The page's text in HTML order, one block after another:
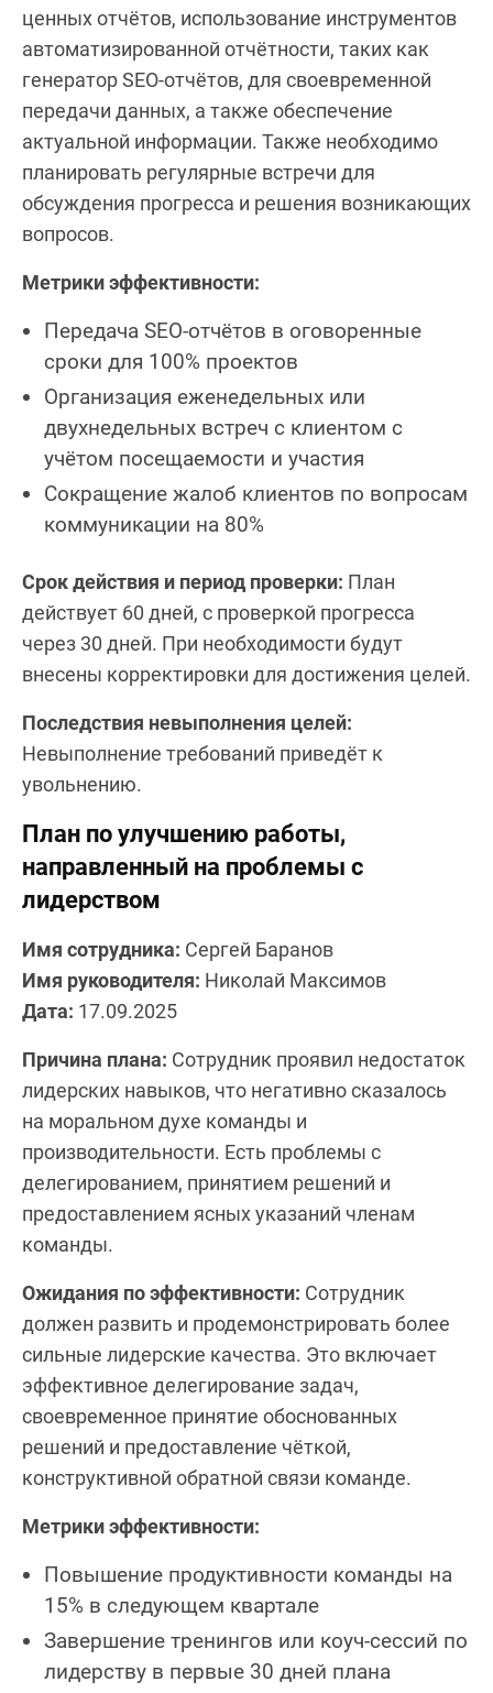
ценных отчётов, использование инструментов
автоматизированной отчётности, таких как
генератор SEO-отчётов, для своевременной
передачи данных, а также обеспечение
актуальной информации. Также необходимо
планировать регулярные встречи для
обсуждения прогресса и решения возникающих
вопросов.
Метрики эффективности:
Передача SEO-отчётов в оговоренные
сроки для 100% проектов
Организация еженедельных или
двухнедельных встреч с клиентом с
учётом посещаемости и участия
Сокращение жалоб клиентов по вопросам
коммуникации на 80%
Срок действия и период проверки: План
действует 60 дней, с проверкой прогресса
через 30 дней. При необходимости будут
внесены корректировки для достижения целей.
Последствия невыполнения целей:
Невыполнение требований приведёт к
увольнению.
План по улучшению работы,
направленный на проблемы с
лидерством
Имя сотрудника: Сергей Баранов
Имя руководителя: Николай Максимов
Дата: 17.09.2025
Причина плана: Сотрудник проявил недостаток
лидерских навыков, что негативно сказалось
на моральном духе команды и
производительности. Есть проблемы с
делегированием, принятием решений и
предоставлением ясных указаний членам
команды.
Ожидания по эффективности: Сотрудник
должен развить и продемонстрировать более
сильные лидерские качества. Это включает
эффективное делегирование задач,
своевременное принятие обоснованных
решений и предоставление чёткой,
конструктивной обратной связи команде.
Метрики эффективности:
Повышение продуктивности команды на
15% в следующем квартале
Завершение тренингов или коуч-сессий по
лидерству в первые 30 дней плана